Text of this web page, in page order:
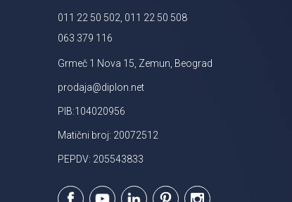
011 22 50 502, 011 22 50 508
063 379 116
Grmeč 1 Nova 15, Zemun, Beograd
prodaja@diplon.net
PIB:104020956
Matični broj: 20072512
PEPDV: 205543833